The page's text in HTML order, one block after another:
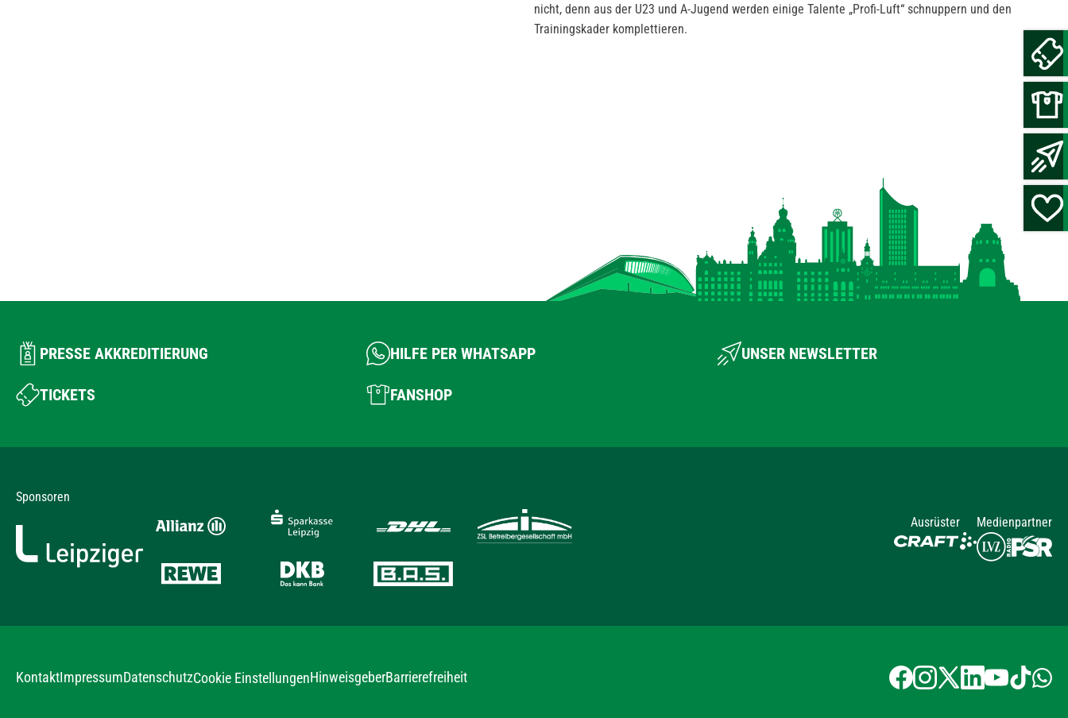
nicht, denn aus der U23 und A-Jugend werden einige Talente „Profi-Luft“ schnuppern und den
Trainingskader komplettieren.
PRESSE AKKREDITIERUNG HILFE PER WHATSAPP UNSER NEWSLETTER
TICKETS FANSHOP
Sponsoren
Ausrüster
Medienpartner
KontaktImpressumDatenschutzCookie EinstellungenHinweisgeberBarrierefreiheit